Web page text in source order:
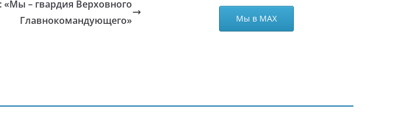
«Мы – гвардия Верховного
Главнокомандующего»
Мы в МАХ